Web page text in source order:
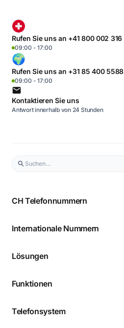
Rufen Sie uns an +41 800 002 316
09:00 - 17:00
Rufen Sie uns an +31 85 400 5588
09:00 - 17:00
Kontaktieren Sie uns
Antwort innerhalb von 24 Stunden
CH Telefonnummern
Internationale Nummern
Lösungen
Funktionen
Telefonsystem